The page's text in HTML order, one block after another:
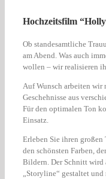
Hochzeitsfilm
Ob standesamtliche
am Abend. Was auch
wollen – wir realisieren
Auf Wunsch arbeiten wir
Geschehnisse aus
Für den optimalen Ton
Einsatz.
Erleben Sie ihren
den schönsten Farben,
Bildern. Der Schnitt
„Storyline“ gestaltet